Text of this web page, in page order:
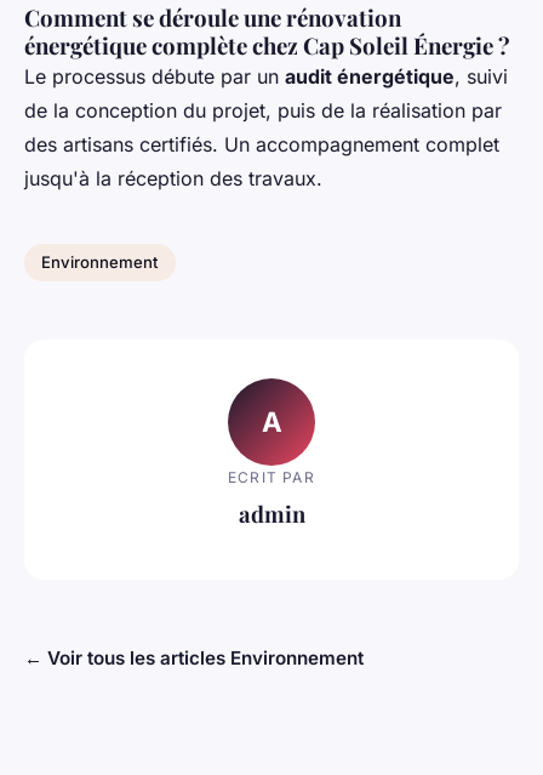
Comment se déroule une rénovation
énergétique complète chez Cap Soleil Énergie ?
Le processus débute par un audit énergétique, suivi
de la conception du projet, puis de la réalisation par
des artisans certifiés. Un accompagnement complet
jusqu'à la réception des travaux.
Environnement
A
ECRIT PAR
admin
← Voir tous les articles Environnement